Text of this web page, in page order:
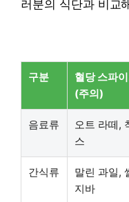
러분의 식단과 비교
구분
혈당 스파
(주의)
음료류
오트 라떼,
스
간식류
말린 과일,
지바